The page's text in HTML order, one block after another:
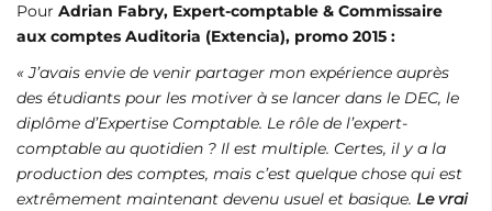
Pour Adrian Fabry, Expert-comptable & Commissaire
aux comptes Auditoria (Extencia), promo 2015 :
« J’avais envie de venir partager mon expérience auprès
des étudiants pour les motiver à se lancer dans le DEC, le
diplôme d’Expertise Comptable. Le rôle de l’expert-
comptable au quotidien ? Il est multiple. Certes, il y a la
production des comptes, mais c’est quelque chose qui est
extrêmement maintenant devenu usuel et basique. Le vrai